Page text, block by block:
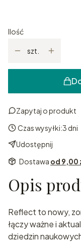
Ilość
szt.
Zapytaj o produkt
Czas wysyłki:3 dni
Udostępnij
Dostawa od 9,00
Opis
Reflect to nowy,
łączy ważne i
dziedzin